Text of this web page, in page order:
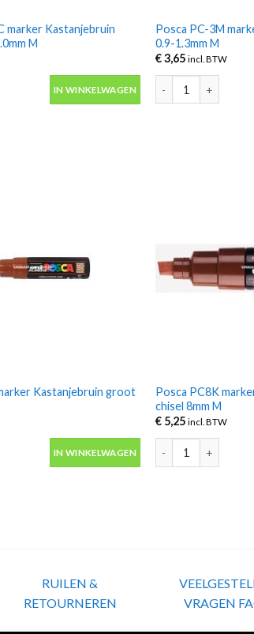
marker Kastanjebruin
M
IN WINKELWAGEN
Posca PC-3M
0.9-1.3mm M
€3,65 incl. BTW
Kastanjebruin groot
Kastanjebruin groot 4.5-5.5mm M aantal
IN WINKELWAGEN
Posca PC8K
chisel 8mm M
€ 5,25 incl. BTW
Posca PC8K
RUILEN &
RETOURNEREN
VRAGEN